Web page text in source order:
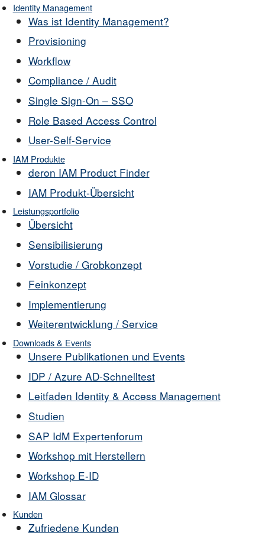
Identity Management
Was ist Identity Management?
Provisioning
Workflow
Compliance / Audit
Single Sign-On – SSO
Role Based Access Control
User-Self-Service
IAM Produkte
deron IAM Product Finder
IAM Produkt-Übersicht
Leistungsportfolio
Übersicht
Sensibilisierung
Vorstudie / Grobkonzept
Feinkonzept
Implementierung
Weiterentwicklung / Service
Downloads & Events
Unsere Publikationen und Events
IDP / Azure AD-Schnelltest
Leitfaden Identity & Access Management
Studien
SAP IdM Expertenforum
Workshop mit Herstellern
Workshop E-ID
IAM Glossar
Kunden
Zufriedene Kunden